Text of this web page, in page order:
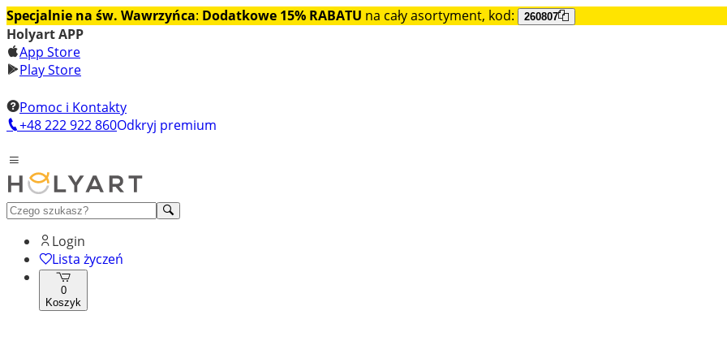
Specjalnie na św. Wawrzyńca: Dodatkowe 15% RABATU na cały asortyment, kod: 260807
Holyart APP
App Store
Play Store
Pomoc i Kontakty
+48 222 922 860Odkryj premium
Login
Lista życzeń
0
Koszyk